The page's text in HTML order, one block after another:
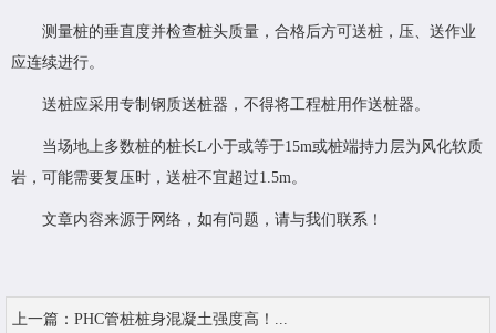
测量桩的垂直度并检查桩头质量，合格后方可送桩，压、送作业
应连续进行。
送桩应采用专制钢质送桩器，不得将工程桩用作送桩器。
当场地上多数桩的桩长L小于或等于15m或桩端持力层为风化软质
岩，可能需要复压时，送桩不宜超过1.5m。
文章内容来源于网络，如有问题，请与我们联系！
上一篇： PHC管桩桩身混凝土强度高！...